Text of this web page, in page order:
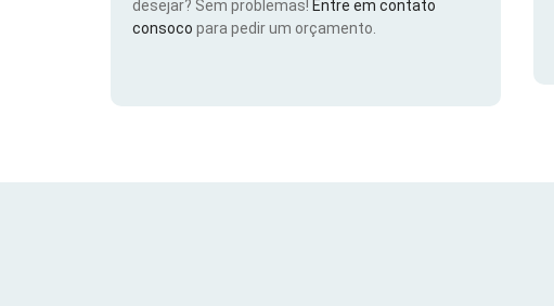
desejar? Sem problemas! Entre em contato
consoco para pedir um orçamento.